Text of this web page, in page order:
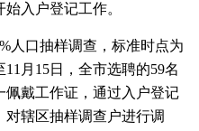
入户登记工作。
人口抽样调查，标准时点为
11月15日，全市选聘的59名
佩戴工作证，通过入户登记
辖区抽样调查户进行调